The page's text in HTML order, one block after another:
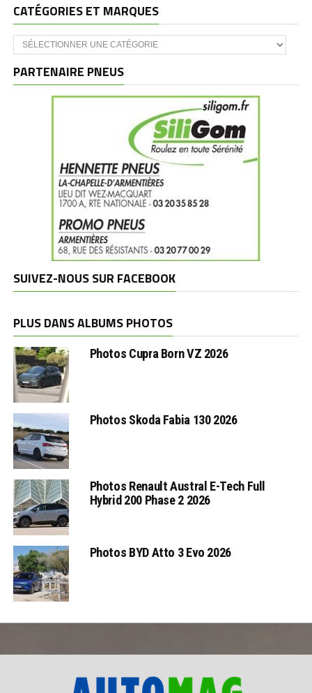
CATÉGORIES ET MARQUES
Catégories
et
PARTENAIRE PNEUS
SUIVEZ-NOUS SUR FACEBOOK
PLUS DANS ALBUMS PHOTOS
Photos Cupra Born VZ 2026
Photos Skoda Fabia 130 2026
Photos Renault Austral E-Tech Full
Hybrid 200 Phase 2 2026
Photos BYD Atto 3 Evo 2026